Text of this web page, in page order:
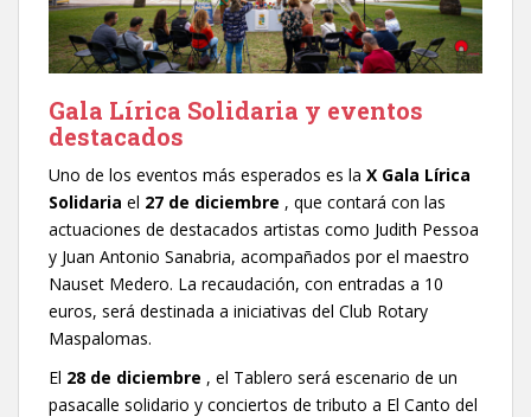
Gala Lírica Solidaria y eventos
destacados
Uno de los eventos más esperados es la X Gala Lírica
Solidaria el 27 de diciembre , que contará con las
actuaciones de destacados artistas como Judith Pessoa
y Juan Antonio Sanabria, acompañados por el maestro
Nauset Medero. La recaudación, con entradas a 10
euros, será destinada a iniciativas del Club Rotary
Maspalomas.
El 28 de diciembre , el Tablero será escenario de un
pasacalle solidario y conciertos de tributo a El Canto del